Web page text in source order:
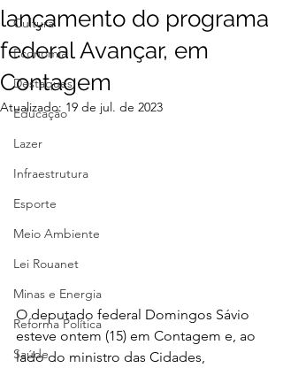
Cultura
Economia
Destaques
Educação
Lazer
Infraestrutura
Esporte
Meio Ambiente
Lei Rouanet
Minas e Energia
Reforma Política
Saúde
lançamento do programa
federal Avançar, em
Contagem
Atualizado: 19 de jul. de 2023
O deputado federal Domingos Sávio
esteve ontem (15) em Contagem e, ao
lado do ministro das Cidades,